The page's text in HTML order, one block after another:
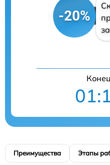
-20%
Преимущества Этапы